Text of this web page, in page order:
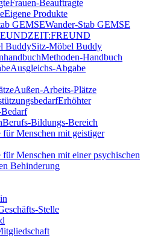
Frauen-Beauftragte
Eigene Produkte
GEMSEWander-Stab GEMSE
ZEIT:FREUND
BuddySitz-Möbel Buddy
Methoden-Handbuch
Ausgleichs-Abgabe
Außen-Arbeits-Plätze
Erhöhter
Berufs-Bildungs-Bereich
Menschen mit geistiger
Menschen mit einer psychischen
Behinderung
Stelle